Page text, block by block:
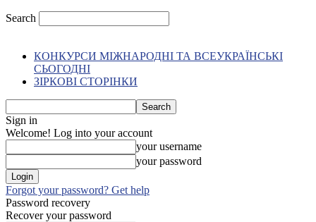
Search
КОНКУРСИ МІЖНАРОДНІ ТА ВСЕУКРАЇНСЬКІ
СЬОГОДНІ
ЗІРКОВІ СТОРІНКИ
Sign in
Welcome! Log into your account
your username
your password
Forgot your password? Get help
Password recovery
Recover your password